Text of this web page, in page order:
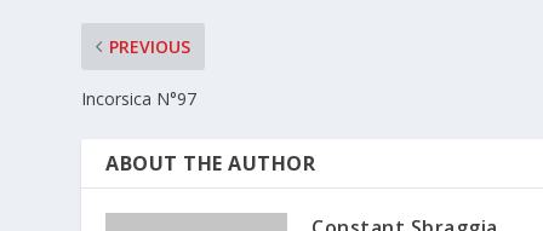
PREVIOUS
Incorsica N°97
ABOUT THE AUTHOR